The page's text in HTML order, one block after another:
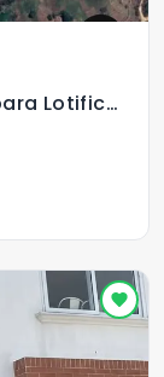
Terreno en Venta en Villa Nueva para Lotificación